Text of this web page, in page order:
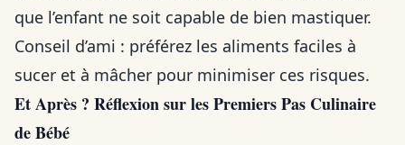
que l’enfant ne soit capable de bien mastiquer.
Conseil d’ami : préférez les aliments faciles à
sucer et à mâcher pour minimiser ces risques.
Et Après ? Réflexion sur les Premiers Pas Culinaire
de Bébé